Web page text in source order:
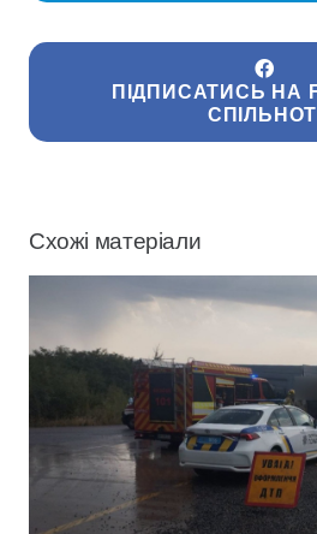
ПІДПИСАТИСЬ НА
Схожі матеріали